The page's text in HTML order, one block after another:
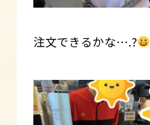
注文できるかな….?